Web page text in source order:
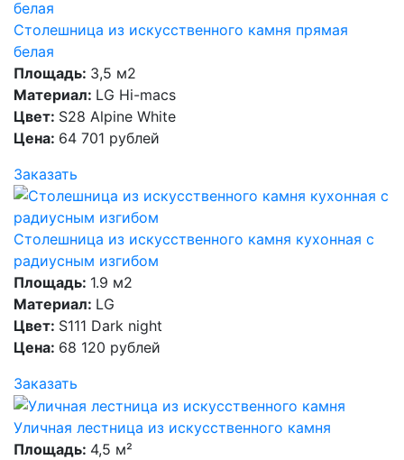
Столешница из искусственного камня прямая
белая
Площадь: 3,5 м2
Материал: LG Hi-macs
Цвет: S28 Alpine White
Цена: 64 701 рублей
Заказать
Столешница из искусственного камня кухонная с
радиусным изгибом
Площадь: 1.9 м2
Материал: LG
Цвет: S111 Dark night
Цена: 68 120 рублей
Заказать
Уличная лестница из искусственного камня
Площадь: 4,5 м²